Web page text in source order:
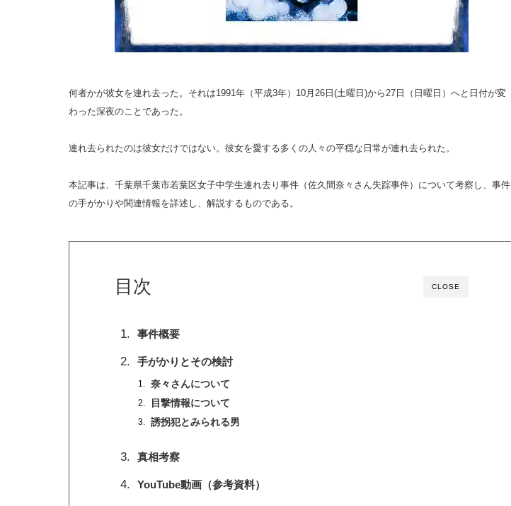
何者かが彼女を連れ去った。それは1991年（平成3年）10月26日(土曜日)から27日（日曜日）へと日付が変
わった深夜のことであった。
連れ去られたのは彼女だけではない。彼女を愛する多くの人々の平穏な日常が連れ去られた。
本記事は、千葉県千葉市若葉区女子中学生連れ去り事件（佐久間奈々さん失踪事件）について考察し、事件
の手がかりや関連情報を詳述し、解説するものである。
CLOSE
目次
事件概要
手がかりとその検討
奈々さんについて
目撃情報について
誘拐犯とみられる男
真相考察
YouTube動画（参考資料）